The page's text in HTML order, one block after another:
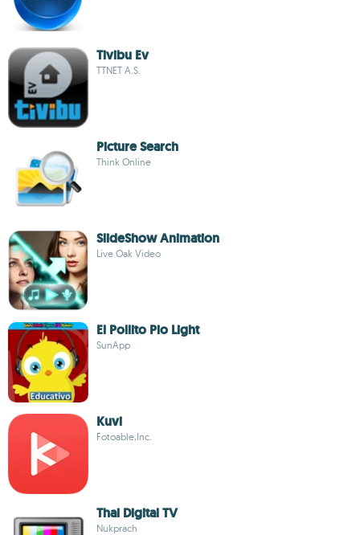
Tivibu Ev
TTNET A.S.
Picture Search
Think Online
SlideShow Animation
Live Oak Video
El Pollito Pio Light
SunApp
Kuvi
Fotoable,Inc.
Thai Digital TV
Nukprach